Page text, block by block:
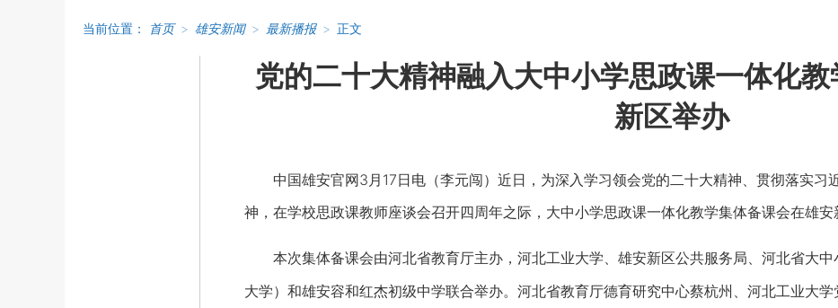
当前位置： 首页 > 雄安新闻 > 最新播报 > 正文
党的二十大精神融入大中小学思政课一体化
新区举办
中国雄安官网3月17日电（李元闯）近日，为深入学习领会党的二十大精神、贯彻落实习
神，在学校思政课教师座谈会召开四周年之际，大中小学思政课一体化教学集体备课会在雄安
本次集体备课会由河北省教育厅主办，河北工业大学、雄安新区公共服务局、河北省大中
大学）和雄安容和红杰初级中学联合举办。河北省教育厅德育研究中心蔡杭州、河北工业大